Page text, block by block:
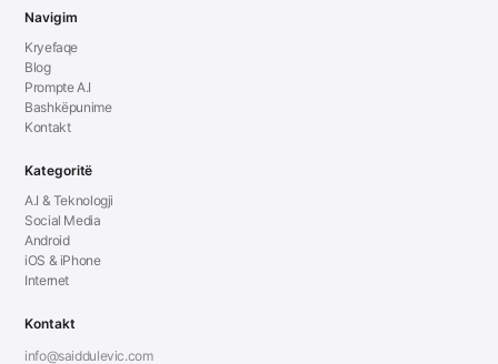
Navigim
Kryefaqe
Blog
Prompte A.I
Bashkëpunime
Kontakt
Kategoritë
A.I & Teknologji
Social Media
Android
iOS & iPhone
Internet
Kontakt
info@saiddulevic.com